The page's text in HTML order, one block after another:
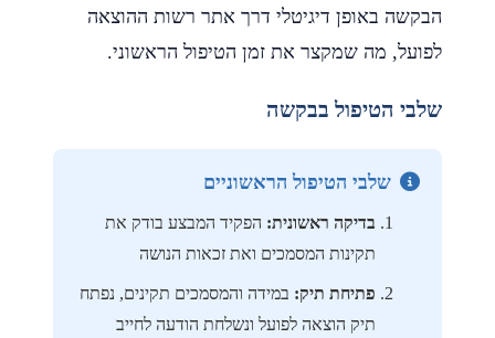
הבקשה באופן דיגיטלי דרך אתר רשות ההוצאה
לפועל, מה שמקצר את זמן הטיפול הראשוני.
שלבי הטיפול בבקשה
שלבי הטיפול הראשוניים
בדיקה ראשונית: הפקיד המבצע בודק את
תקינות המסמכים ואת זכאות הנושה
פתיחת תיק: במידה והמסמכים תקינים, נפתח
תיק הוצאה לפועל ונשלחת הודעה לחייב